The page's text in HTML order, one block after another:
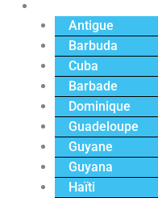
Antigue
Barbuda
Cuba
Barbade
Dominique
Guadeloupe
Guyane
Guyana
Haïti